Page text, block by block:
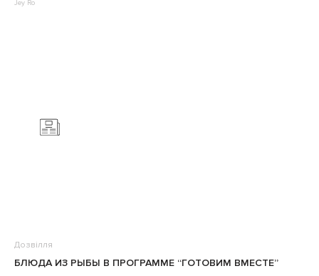
Jey Ro
Дозвілля
БЛЮДА ИЗ РЫБЫ В ПРОГРАММЕ “ГОТОВИМ ВМЕСТЕ”